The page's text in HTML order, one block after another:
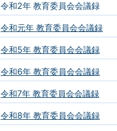
令和2年 教育委員会会議録
令和元年 教育委員会会議録
令和5年 教育委員会会議録
令和6年 教育委員会会議録
令和7年 教育委員会会議録
令和8年 教育委員会会議録